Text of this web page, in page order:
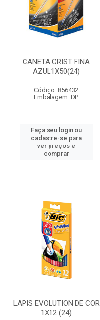
CANETA CRIST FINA
AZUL1X50(24)
Código: 856432
Embalagem: DP
Faça seu login ou
cadastre-se para
ver preços e
comprar
LAPIS EVOLUTION DE COR
1X12 (24)